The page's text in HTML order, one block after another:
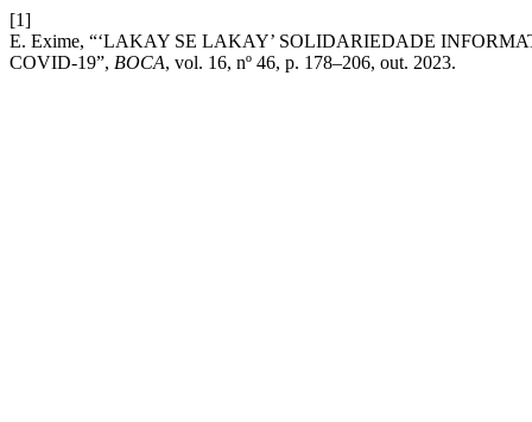
[1]
E. Exime, “‘LAKAY SE LAKAY’ SOLIDARIEDADE
COVID-19”, BOCA, vol. 16, nº 46, p. 178–206, out. 2023.